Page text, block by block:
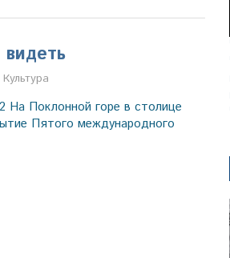
Настя Свиридова
Культура
На Поклонной горе в столице
Пятого международного